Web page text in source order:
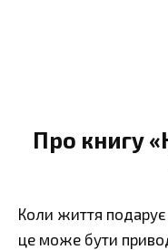
Про книгу
Коли життя подарує
це може бути